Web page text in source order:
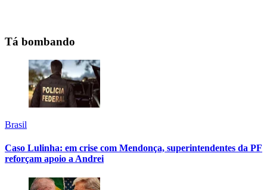
Tá bombando
Brasil
Caso Lulinha: em crise com Mendonça, superintendentes da PF
reforçam apoio a Andrei